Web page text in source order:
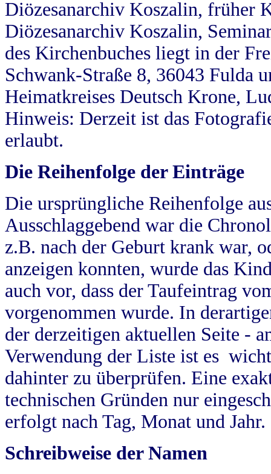
Diözesanarchiv Koszalin, früher
Diözesanarchiv Koszalin,
des Kirchenbuches liegt in der
Schwank-Straße 8, 36043 Fulda
Heimatkreises Deutsch Krone,
Hinweis: Derzeit ist das
erlaubt.
Die Reihenfolge der Einträge
Die ursprüngliche Reihenfolge
Ausschlaggebend war die
z.B. nach der Geburt krank war,
anzeigen konnten, wurde das
auch vor, dass der Taufeintrag
vorgenommen wurde. In
der derzeitigen aktuellen Seite -
Verwendung der Liste ist es
dahinter zu überprüfen. Eine
technischen Gründen nur
erfolgt nach Tag, Monat und Jahr.
Schreibweise der Namen